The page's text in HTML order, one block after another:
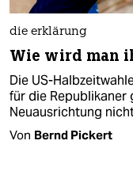
die erklärung
Wie wird man
Die US-
für die Republikaner
Neuausrichtung
Von Bernd Pickert